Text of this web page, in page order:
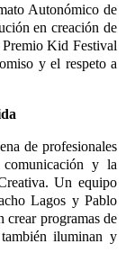
Autonómico de
en creación de
Kid Festival
y el respeto a
de profesionales
y la
Un equipo
Lagos y Pablo
programas de
iluminan y